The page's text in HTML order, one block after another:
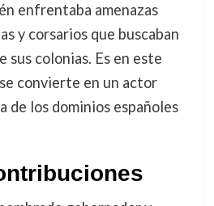
enfrentaba amenazas
y corsarios que buscaban
sus colonias. Es en este
convierte en un actor
de los dominios españoles